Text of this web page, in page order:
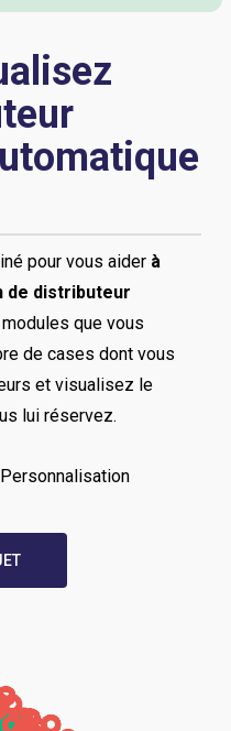
pour vous aider à
de distributeur
que vous
de cases dont vous
et visualisez le
lui réservez.